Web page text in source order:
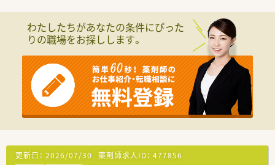
応援体制が整っているので、人数が少ない薬局に配属でも安心し
て勤務ができる環境です。
有給取得平均10.4日の為、有給休暇も取得しやすい会社です。ま
た、年に1回1週間程度
リフレッシュ休暇制度を設けており、全店休憩室を完備していま
す。
社員割引購入制度、リフレッシュ休暇に
会社都合での転勤の場合、家賃補助や遠隔地手当も付き、安心し
て就業できます（規定あり）
■今後の店舗体制の強化を見据えた定期採用として、新たな薬剤
師を募集しています。
■経験の有無よりも協調性を重視しており、チームワークを大切
■マニュアルに縛られず、ご自身の考えで自主的に行動できる方
を求めています。
【職場環境と雰囲気】
■会社からの一律のマニュアルはなく、現場スタッフの意見を尊
重する社風です。
■店舗間のヘルプ体制も整っており、急なお休みにも柔軟に対応
■社員想いの温厚な社長のもと、従業員を大切にする風通しの良
い雰囲気が魅力です。
わたしたちがあなたの条件にぴった
りの職場をお探しします。
更新日： 2026/07/30 薬剤師求人ID： 477856